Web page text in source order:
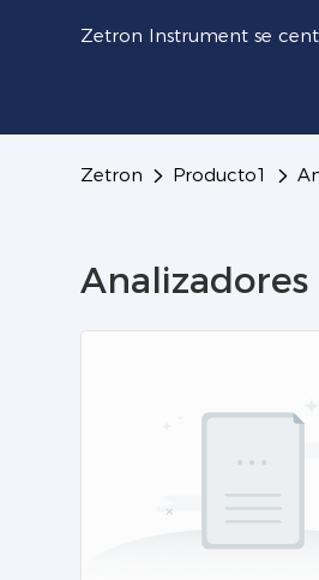
Zetron Instrument se
Zetron Producto1
Analizadores